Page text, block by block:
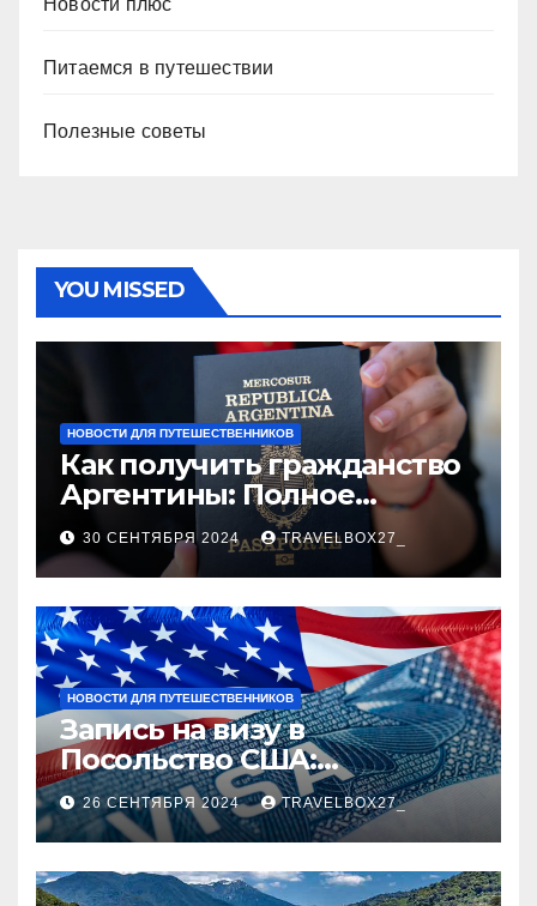
Новости плюс
Питаемся в путешествии
Полезные советы
YOU MISSED
НОВОСТИ ДЛЯ ПУТЕШЕСТВЕННИКОВ
Как получить гражданство
Аргентины: Полное
руководство
30 СЕНТЯБРЯ 2024 TRAVELBOX27_
НОВОСТИ ДЛЯ ПУТЕШЕСТВЕННИКОВ
Запись на визу в
Посольство США:
Пошаговое руководство
26 СЕНТЯБРЯ 2024 TRAVELBOX27_